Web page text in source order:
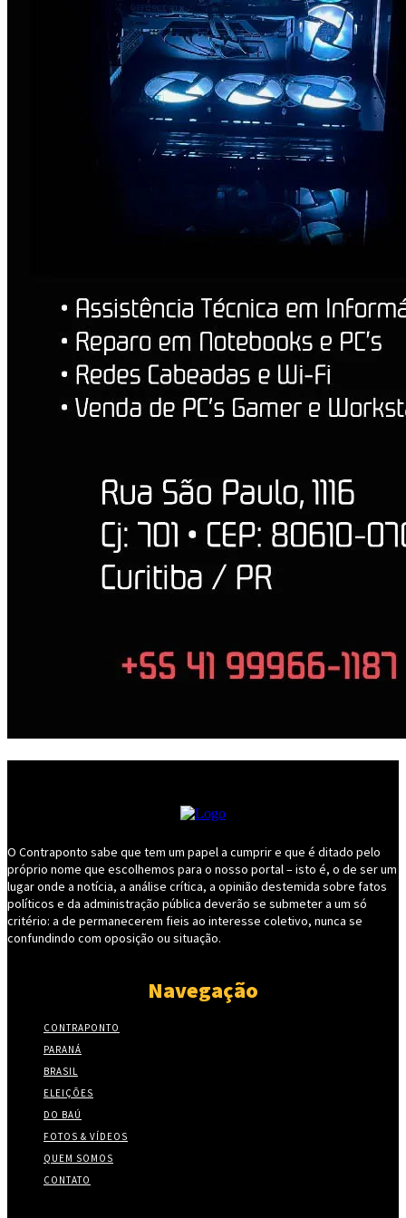
O Contraponto sabe que tem um papel a cumprir e que é ditado pelo
próprio nome que escolhemos para o nosso portal – isto é, o de ser um
lugar onde a notícia, a análise crítica, a opinião destemida sobre fatos
políticos e da administração pública deverão se submeter a um só
critério: a de permanecerem fieis ao interesse coletivo, nunca se
confundindo com oposição ou situação.
Navegação
CONTRAPONTO
PARANÁ
BRASIL
ELEIÇÕES
DO BAÚ
FOTOS & VÍDEOS
QUEM SOMOS
CONTATO